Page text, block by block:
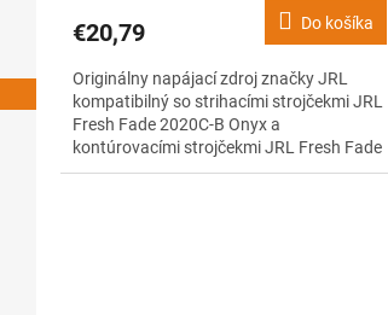
€20,79 Do košíka
Originálny napájací zdroj značky JRL
kompatibilný so strihacími strojčekmi JRL
Fresh Fade 2020C-B Onyx a
kontúrovacími strojčekmi JRL Fresh Fade
2020T-B Onyx.